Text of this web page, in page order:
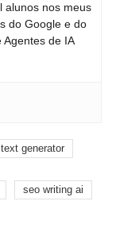
alunos nos meus
do Google e do
Agentes de IA
generator
seo writing ai